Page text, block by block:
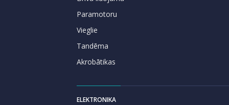
Paramotoru
Vieglie
Tandēma
Akrobātikas
ELEKTRONIKA